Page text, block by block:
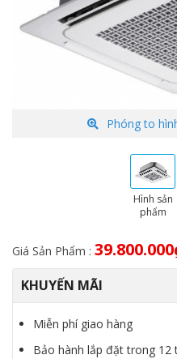
Phóng to
Hình sản
phẩm
Giá Sản Phẩm : 39.800.000
KHUYẾN MÃI
Miễn phí giao hàng
Bảo hành lắp đặt trong 12